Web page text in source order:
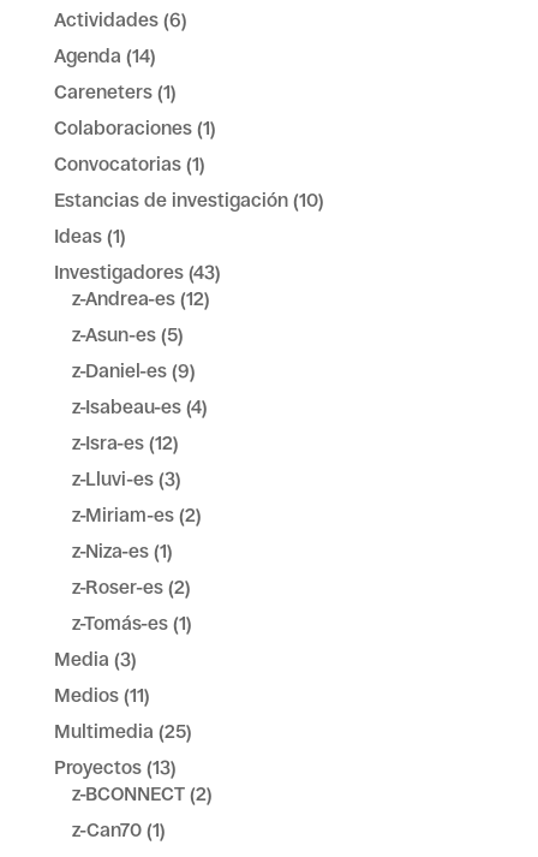
Actividades(6)
Agenda (14)
Careneters(1)
Colaboraciones(1)
Convocatorias(1)
Estancias de investigación(10)
Ideas(1)
Investigadores(43)
z-Andrea-es(12)
z-Asun-es(5)
z-Daniel-es(9)
z-Isabeau-es(4)
z-Isra-es(12)
z-Lluvi-es(3)
z-Miriam-es(2)
z-Niza-es(1)
z-Roser-es(2)
z-Tomás-es(1)
Media (3)
Medios(11)
Multimedia (25)
Proyectos(13)
z-BCONNECT(2)
z-Can70(1)